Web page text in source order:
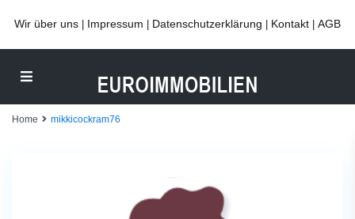
Wir über uns Impressum Datenschutzerklärung Kontakt AGB
Home mikkicockram76